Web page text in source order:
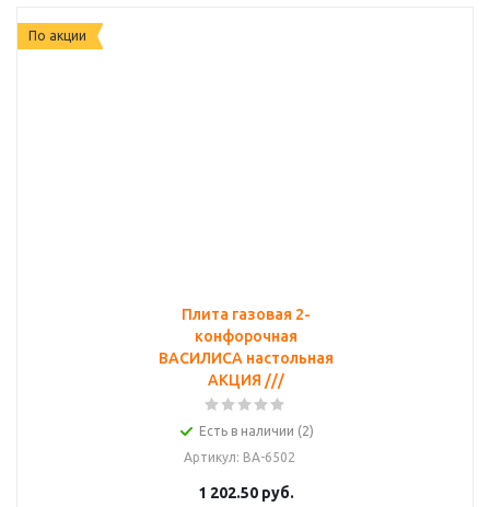
По акции
Плита газовая 2-
конфорочная
ВАСИЛИСА настольная
АКЦИЯ ///
Есть в наличии (2)
Артикул: ВА-6502
1 202.50руб.